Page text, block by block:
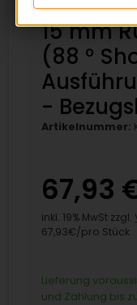
15 mm
(88 °
-
Artikelnummer:
67,93
inkl. 19% MwSt zzgl.
67,93€/pro Stück
Lieferung
und Zahlung bis